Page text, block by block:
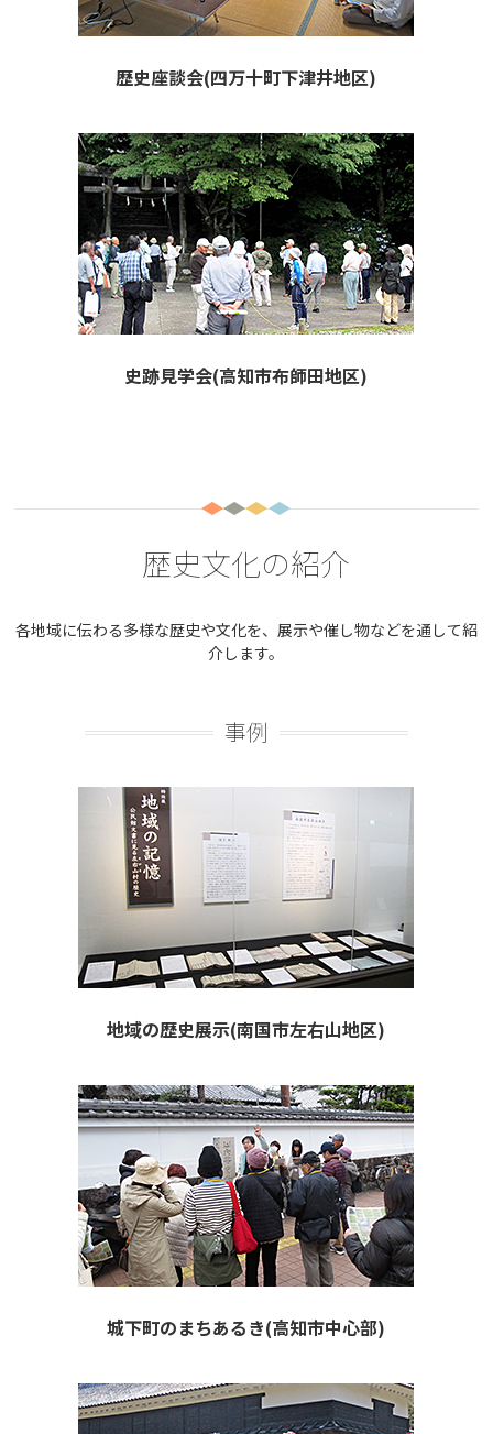
歴史座談会(四万十町下津井地区)
史跡見学会(高知市布師田地区)
歴史文化の紹介
各地域に伝わる多様な歴史や文化を、展示や催し物などを通して紹
介します。
事例
地域の歴史展示(南国市左右山地区)
城下町のまちあるき(高知市中心部)